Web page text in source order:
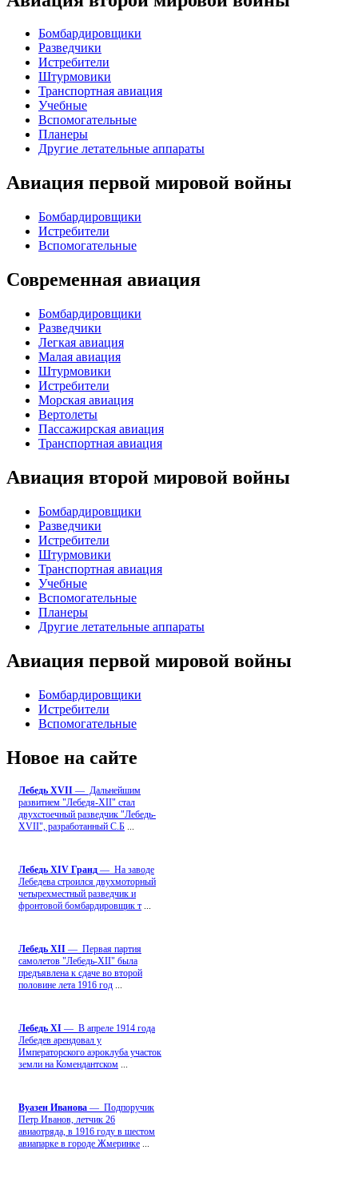
Бомбардировщики
Разведчики
Истребители
Штурмовики
Транспортная авиация
Учебные
Вспомогательные
Планеры
Другие летательные аппараты
Авиация первой мировой войны
Бомбардировщики
Истребители
Вспомогательные
Современная авиация
Бомбардировщики
Разведчики
Легкая авиация
Малая авиация
Штурмовики
Истребители
Морская авиация
Вертолеты
Пассажирская авиация
Транспортная авиация
Авиация второй мировой войны
Бомбардировщики
Разведчики
Истребители
Штурмовики
Транспортная авиация
Учебные
Вспомогательные
Планеры
Другие летательные аппараты
Авиация первой мировой войны
Бомбардировщики
Истребители
Вспомогательные
Новое на сайте
Лебедь ХVII — Дальнейшим
развитием "Лебедя-ХII" стал
двухстоечный разведчик "Лебедь-
XVII", разработанный С.Б
Лебедь ХIV Гранд — На заводе
Лебедева строился двухмоторный
четырехместный разведчик и
фронтовой бомбардировщик т
Лебедь ХII — Первая партия
самолетов "Лебедь-ХII" была
предъявлена к сдаче во второй
половине лета 1916 год
Лебедь ХI — В апреле 1914 года
Лебедев арендовал у
Императорского аэроклуба участок
земли на Комендантском
Вуазен Иванова — Подпоручик
Петр Иванов, летчик 26
авиаотряда, в 1916 году в шестом
авиапарке в городе Жмеринке